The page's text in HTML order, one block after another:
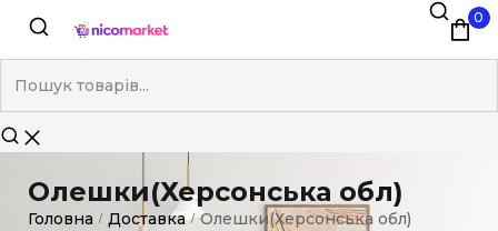
0
Олешки(Херсонська обл)
Головна / Доставка / Олешки(Херсонська обл)